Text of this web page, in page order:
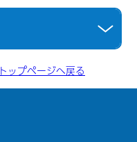
トップページへ戻る